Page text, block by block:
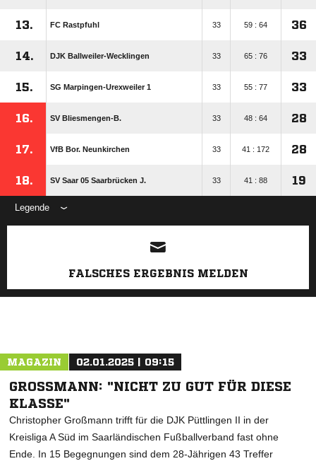
13. FC Rastpfuhl 33 59 : 64 36
14. DJK Ballweiler-Wecklingen 33 65 : 76 33
15. SG Marpingen-Urexweiler 1 33 55 : 77 33
16. SV Bliesmengen-B. 33 48 : 64 28
17. VfB Bor. Neunkirchen 33 41 : 172 28
18. SV Saar 05 Saarbrücken J. 33 41 : 88 19
Legende
ANZEIGE
FALSCHES ERGEBNIS MELDEN
MAGAZIN 02.01.2025 | 09:15
GROSSMANN: "NICHT ZU GUT FÜR DIESE K
LASSE"
Christopher Großmann trifft für die DJK Püttlingen II in der
Kreisliga A Süd im Saarländischen Fußballverband fast ohne
Ende. In 15 Begegnungen sind dem 28-Jährigen 43 Treffer